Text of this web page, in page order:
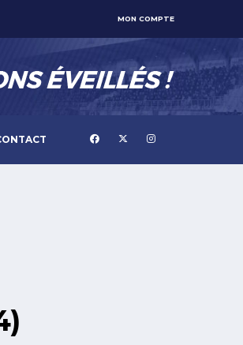
MON COMPTE